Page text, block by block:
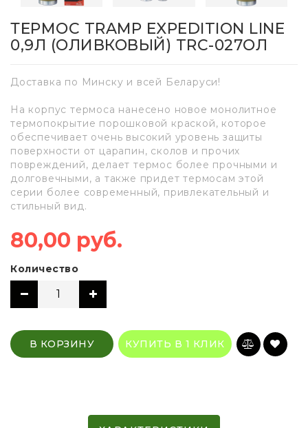
ТЕРМОС TRAMP EXPEDITION LINE
0,9Л (ОЛИВКОВЫЙ) TRC-027ОЛ
Доставка по Минску и всей Беларуси!
На корпус термоса нанесено новое монолитное
термопокрытие порошковой краской, которое
обеспечивает очень высокий уровень защиты
поверхности от царапин, сколов и прочих
повреждений, делает термос более прочными и
долговечными, а также придет термосам этой
серии более современный, привлекательный и
стильный вид.
80,00 руб.
Количество
В КОРЗИНУ КУПИТЬ В 1 КЛИК